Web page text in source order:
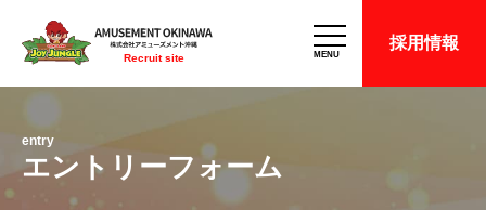
Recruit site MENU
採用情報
entry
エントリーフォーム